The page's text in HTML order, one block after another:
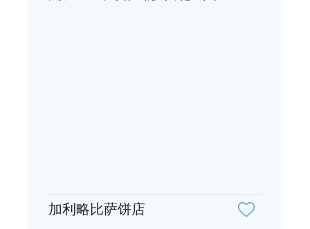
加利略比萨饼店